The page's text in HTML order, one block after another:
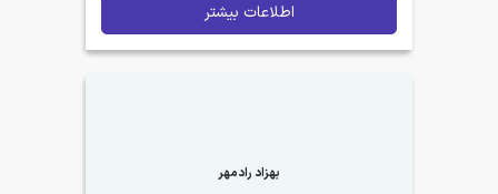
اطلاعات بیشتر
بهزاد رادمهر